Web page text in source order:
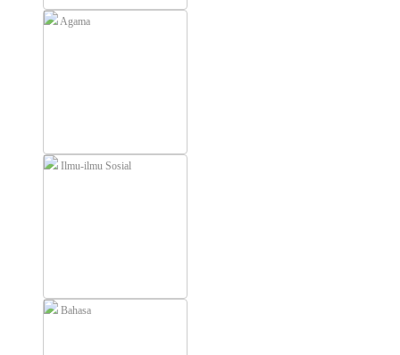
Agama
Ilmu-ilmu Sosial
Bahasa